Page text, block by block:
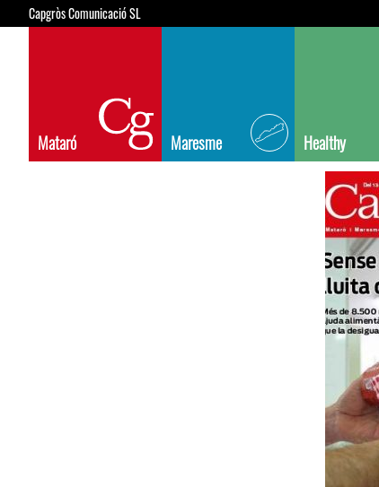
Capgròs Comunicació SL
Mataró Maresme Healthy